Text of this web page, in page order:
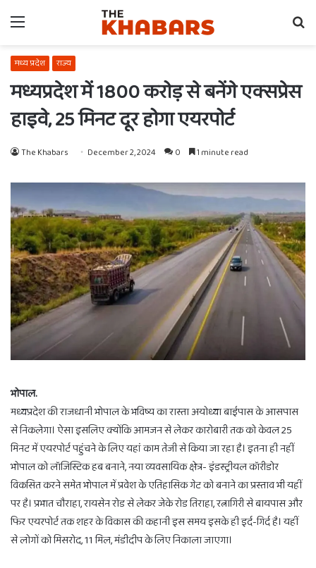
Menu
मध्य प्रदेश राज्य
मध्यप्रदेश में 1800 करोड़ से बनेंगे एक्सप्रेस
हाइवे, 25 मिनट दूर होगा एयरपोर्ट
The Khabars December 2, 2024 0 1 minute read
भोपाल.
मध्यप्रदेश की राजधानी भोपाल के भविष्य का रास्ता अयोध्या बाईपास के आसपास
से निकलेगा। ऐसा इसलिए क्योंकि आमजन से लेकर कारोबारी तक को केवल 25
मिनट में एयरपोर्ट पहुंचने के लिए यहां काम तेजी से किया जा रहा है। इतना ही नहीं
भोपाल को लॉजिस्टिक हब बनाने, नया व्यवसायिक क्षेत्र- इंडस्ट्रीयल कॉरीडोर
विकसित करने समेत भोपाल में प्रवेश के एतिहासिक गेट को बनाने का प्रस्ताव भी यहीं
पर है। प्रभात चौराहा, रायसेन रोड से लेकर जेके रोड तिराहा, रत्नागिरी से बायपास और
फिर एयरपोर्ट तक शहर के विकास की कहानी इस समय इसके ही इर्द-गिर्द है। यहीं
से लोगों को मिसरोद, 11 मिल, मंडीदीप के लिए निकाला जाएगा।